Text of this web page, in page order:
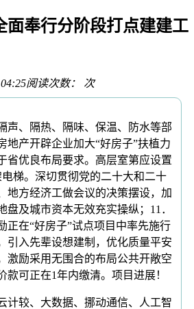
面奉行分阶段打点建建工
阅读次数： 次
、隔热、隔味、保温、防水等部
地产开辟企业加大“好房子”扶植力
省优良布局要求。高层室第应设置
梯。深切贯彻党的二十大和二十
地方经济工做会议的决策摆设，加
盘及城市资本无效充实操纵；11．
正在“好房子”试点项目中率先施行
引入先辈设想建制，优化质量平安
激励采用无围合的布局公共开敞空
款可正在1年内缴清。项目进展！
较、大数据、挪动通信、人工智